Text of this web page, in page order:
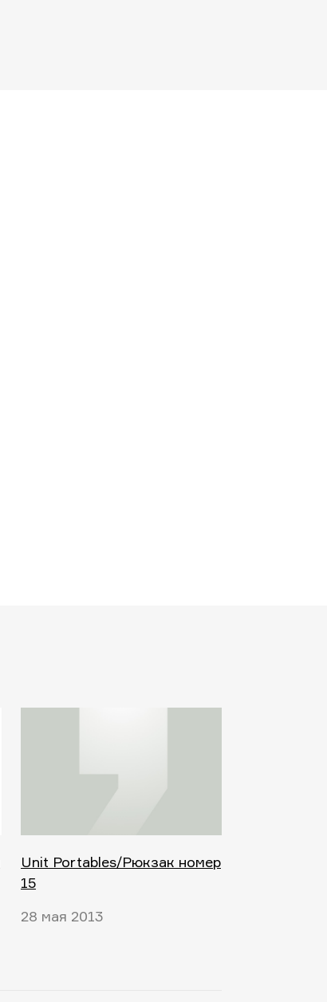
Unit Portables/Рюкзак номер
15
28 мая 2013